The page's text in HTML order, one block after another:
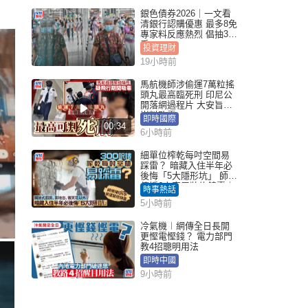
銀色債券2026｜一文看
清銀行認購優惠 最多8免
專家料反應熱烈 倡抽30
手
投資理財
19小時前
00:34
馬航機師涉偷運7萬粒搖
頭丸最高臨死刑 印尼公
開落網過程片 大安旨意
豈料敗露
即時國際
6小時前
細單位榨乾每吋空間易
踩雷？ 暗藏入住半年必
後悔「5大隱形坑」 師傅
傳授6字家居裝修錦囊｜
Juicy叮
時事熱話
5小時前
冷氣機︱網傳全日長開
更慳電慳錢？ 電力部門
教4招聰明用法
即時中國
9小時前